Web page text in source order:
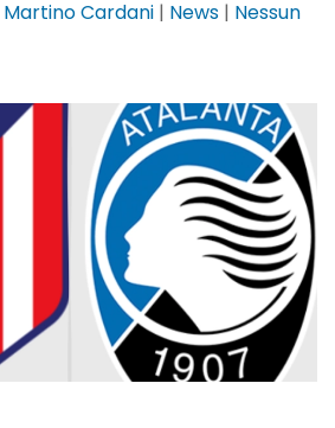
Martino Cardani | News | Nessun